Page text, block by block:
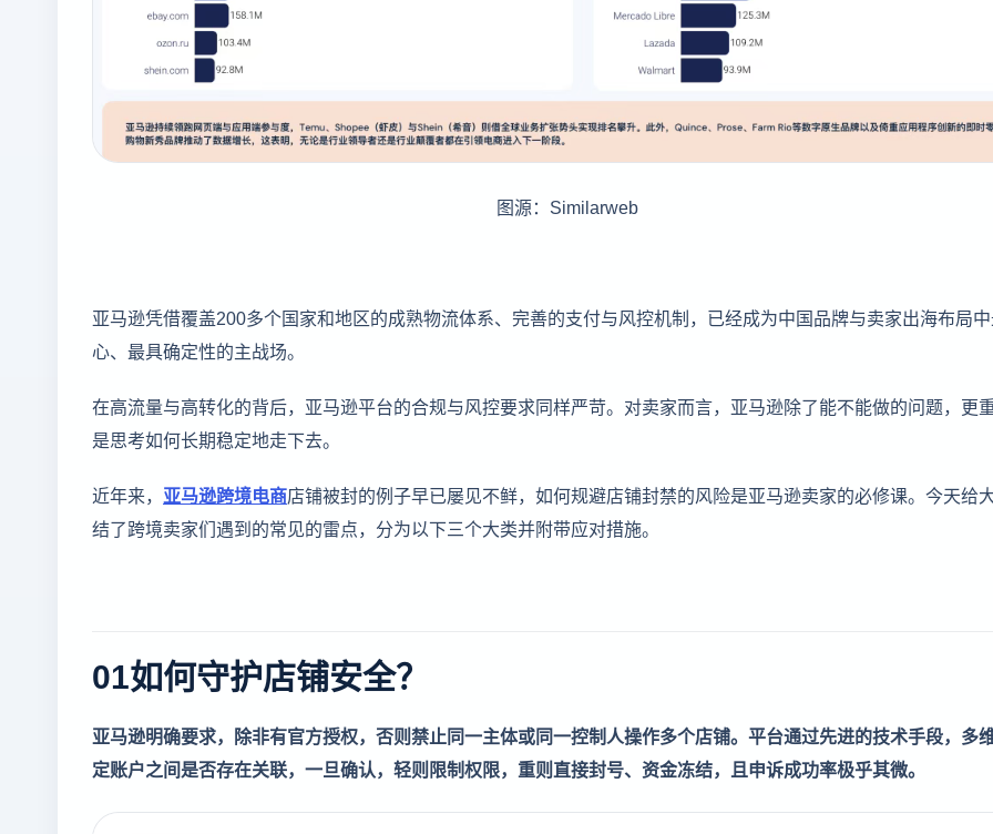
图源：Similarweb
亚马逊凭借覆盖200多个国家和地区的成熟物流体系、完善的支付与风控机制，已经成为中国品牌与卖家出海布局
心、最具确定性的主战场。
在高流量与高转化的背后，亚马逊平台的合规与风控要求同样严苛。对卖家而言，亚马逊除了能不能做的问题，更
是思考如何长期稳定地走下去。
近年来， 亚马逊跨境电商店铺被封的例子早已屡见不鲜，如何规避店铺封禁的风险是亚马逊卖家的必修课。今天给
结了跨境卖家们遇到的常见的雷点，分为以下三个大类并附带应对措施。
01如何守护店铺安全？
亚马逊明确要求，除非有官方授权，否则禁止同一主体或同一控制人操作多个店铺。平台通过先进的技术手段，多
定账户之间是否存在关联，一旦确认，轻则限制权限，重则直接封号、资金冻结，且申诉成功率极乎其微。